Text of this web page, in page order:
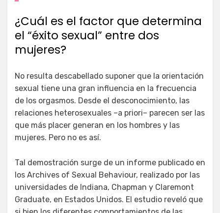
¿Cuál es el factor que determina
el “éxito sexual” entre dos
mujeres?
No resulta descabellado suponer que la orientación
sexual tiene una gran influencia en la frecuencia
de los orgasmos. Desde el desconocimiento, las
relaciones heterosexuales –a priori– parecen ser las
que más placer generan en los hombres y las
mujeres. Pero no es así.
Tal demostración surge de un informe publicado en
los Archives of Sexual Behaviour, realizado por las
universidades de Indiana, Chapman y Claremont
Graduate, en Estados Unidos. El estudio reveló que